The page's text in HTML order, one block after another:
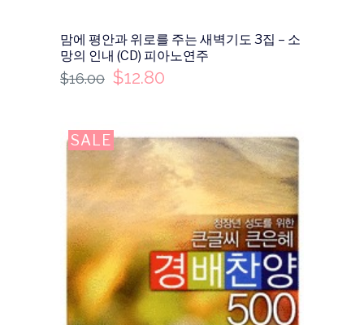
맘에 평안과 위로를 주는 새벽기도 3집 – 소
망의 인내 (CD) 피아노연주
$16.00 $12.80
SALE